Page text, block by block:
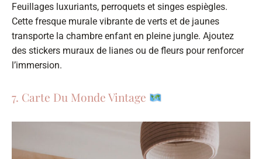
Feuillages luxuriants, perroquets et singes espiègles.
Cette fresque murale vibrante de verts et de jaunes
transporte la chambre enfant en pleine jungle. Ajoutez
des stickers muraux de lianes ou de fleurs pour renforcer
l’immersion.
7. Carte Du Monde Vintage